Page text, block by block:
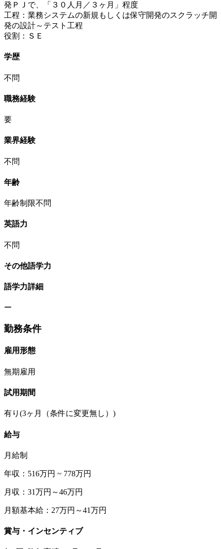
発ＰＪで、「３０人月／３ヶ月」程度
工程：業務システムの新規もしくは保守開発のスクラッチ開
発の設計～テスト工程
役割：ＳＥ
学歴
不問
職務経験
要
業界経験
不問
年齢
年齢制限不問
英語力
不問
その他語学力
語学力詳細
ー
勤務条件
雇用形態
無期雇用
試用期間
有り(3ヶ月（条件に変更無し）)
給与
月給制
年収：516万円 ~ 778万円
月収：31万円～46万円
月額基本給：27万円～41万円
賞与・インセンティブ